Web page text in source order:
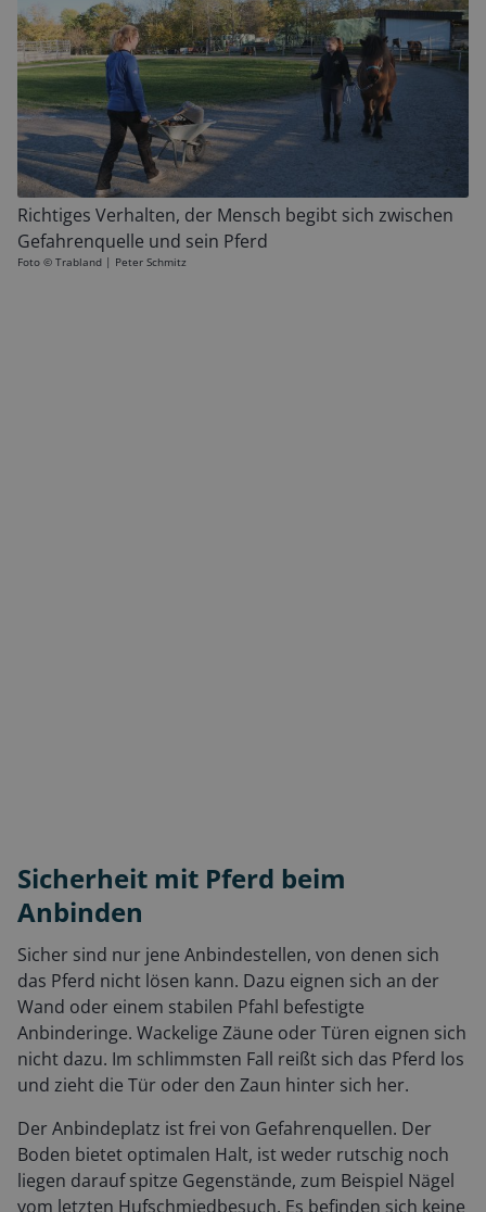
Richtiges Verhalten, der Mensch begibt sich zwischen
Gefahrenquelle und sein Pferd
Foto © Trabland | Peter Schmitz
Sicherheit mit Pferd beim
Anbinden
Sicher sind nur jene Anbindestellen, von denen sich
das Pferd nicht lösen kann. Dazu eignen sich an der
Wand oder einem stabilen Pfahl befestigte
Anbinderinge. Wackelige Zäune oder Türen eignen sich
nicht dazu. Im schlimmsten Fall reißt sich das Pferd los
und zieht die Tür oder den Zaun hinter sich her.
Der Anbindeplatz ist frei von Gefahrenquellen. Der
Boden bietet optimalen Halt, ist weder rutschig noch
liegen darauf spitze Gegenstände, zum Beispiel Nägel
vom letzten Hufschmiedbesuch. Es befinden sich keine